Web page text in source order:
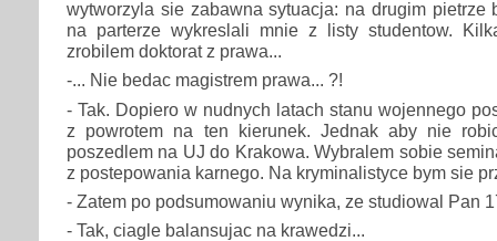
wytworzyla sie zabawna sytuacja: na drugim pietrze
na parterze wykreslali mnie z listy studentow.
zrobilem doktorat z prawa...
-... Nie bedac magistrem prawa... ?!
- Tak. Dopiero w nudnych latach stanu wojennego
z powrotem na ten kierunek. Jednak aby nie
poszedlem na UJ do Krakowa. Wybralem sobie
z postepowania karnego. Na kryminalistyce bym sie
- Zatem po podsumowaniu wynika, ze studiowal Pan
- Tak, ciagle balansujac na krawedzi...